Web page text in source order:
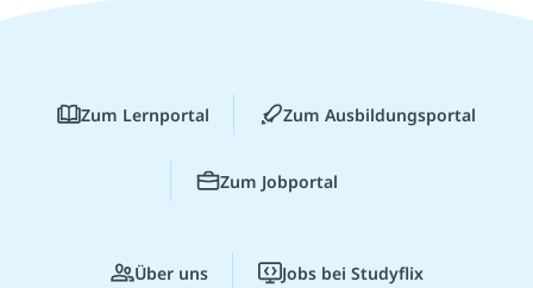
Zum Lernportal Zum Ausbildungsportal
Zum Jobportal
Über uns Jobs bei Studyflix